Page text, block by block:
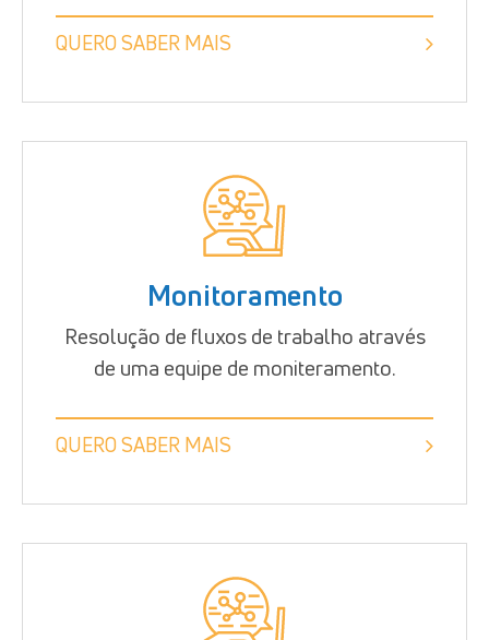
QUERO SABER MAIS
Monitoramento
Resolução de fluxos de trabalho através
de uma equipe de moniteramento.
QUERO SABER MAIS